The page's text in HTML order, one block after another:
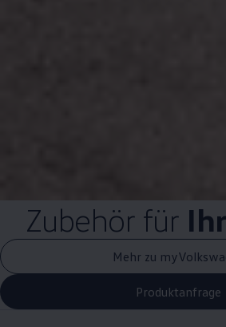
Zubehörfür
Mehr zu
Produktanfrage